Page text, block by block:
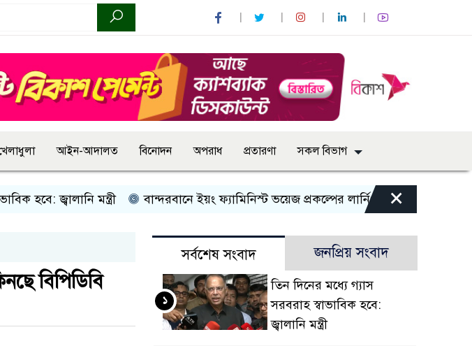
আইন-আদালত বিনোদন অপরাধ প্রতারণা সকল বিভাগ
জ্বালানি মন্ত্রী বান্দরবানে ইয়ং ফ্যামিনিস্ট ভয়েজ প্রকল্পের লার্নিং শেয়ারিং কর্মশালা অনুষ্ঠিত
×
বিপিডিবি
সর্বশেষ সংবাদ জনপ্রিয় সংবাদ
তিন দিনের মধ্যে গ্যাস
সরবরাহ স্বাভাবিক হবে:
জ্বালানি মন্ত্রী
১